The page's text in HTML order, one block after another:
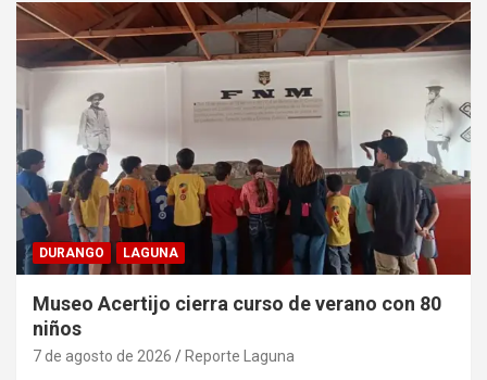
DURANGO LAGUNA
Museo Acertijo cierra curso de verano con 80
niños
7 de agosto de 2026 Reporte Laguna